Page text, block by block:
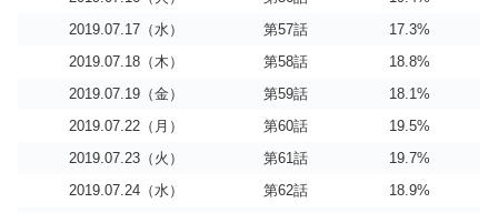
2019.07.17（水）
第57話
17.3%
2019.07.18（木）
第58話
18.8%
2019.07.19（金）
第59話
18.1%
2019.07.22（月）
第60話
19.5%
2019.07.23（火）
第61話
19.7%
2019.07.24（水）
第62話
18.9%